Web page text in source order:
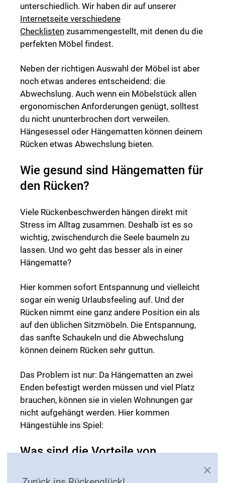
unterschiedlich. Wir haben dir auf unserer
Internetseite verschiedene
Checklisten zusammengestellt, mit denen du die
perfekten Möbel findest.
Neben der richtigen Auswahl der Möbel ist aber
noch etwas anderes entscheidend: die
Abwechslung. Auch wenn ein Möbelstück allen
ergonomischen Anforderungen genügt, solltest
du nicht ununterbrochen dort verweilen.
Hängesessel oder Hängematten können deinem
Rücken etwas Abwechslung bieten.
Wie gesund sind Hängematten für
den Rücken?
Viele Rückenbeschwerden hängen direkt mit
Stress im Alltag zusammen. Deshalb ist es so
wichtig, zwischendurch die Seele baumeln zu
lassen. Und wo geht das besser als in einer
Hängematte?
Hier kommen sofort Entspannung und vielleicht
sogar ein wenig Urlaubsfeeling auf. Und der
Rücken nimmt eine ganz andere Position ein als
auf den üblichen Sitzmöbeln. Die Entspannung,
das sanfte Schaukeln und die Abwechslung
können deinem Rücken sehr guttun.
Das Problem ist nur: Da Hängematten an zwei
Enden befestigt werden müssen und viel Platz
brauchen, können sie in vielen Wohnungen gar
nicht aufgehängt werden. Hier kommen
Hängestühle ins Spiel:
Was sind die Vorteile von
×